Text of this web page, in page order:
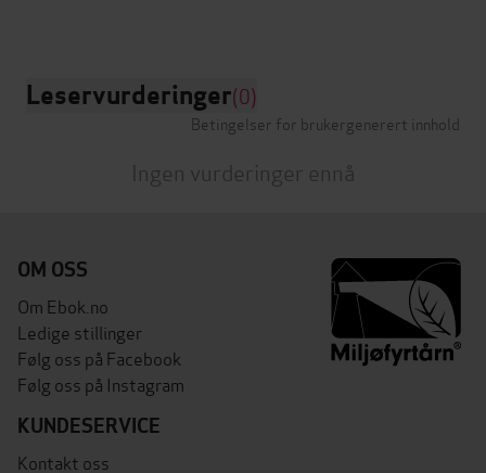
Leservurderinger(0)
Betingelser for brukergenerert innhold
Ingen vurderinger ennå
OM OSS
Om Ebok.no
Ledige stillinger
Følg oss på Facebook
Følg oss på Instagram
KUNDESERVICE
Kontakt oss